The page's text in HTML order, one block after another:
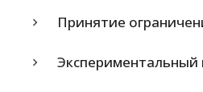
Принятие
Экспериментальный